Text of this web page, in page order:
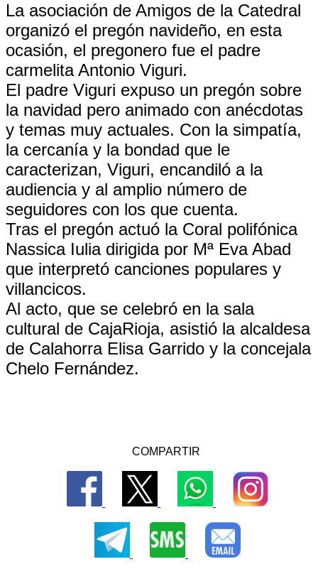
La asociación de Amigos de la Catedral
organizó el pregón navideño, en esta
ocasión, el pregonero fue el padre
carmelita Antonio Viguri.
El padre Viguri expuso un pregón sobre
la navidad pero animado con anécdotas
y temas muy actuales. Con la simpatía,
la cercanía y la bondad que le
caracterizan, Viguri, encandiló a la
audiencia y al amplio número de
seguidores con los que cuenta.
Tras el pregón actuó la Coral polifónica
Nassica Iulia dirigida por Mª Eva Abad
que interpretó canciones populares y
villancicos.
Al acto, que se celebró en la sala
cultural de CajaRioja, asistió la alcaldesa
de Calahorra Elisa Garrido y la concejala
Chelo Fernández.
COMPARTIR